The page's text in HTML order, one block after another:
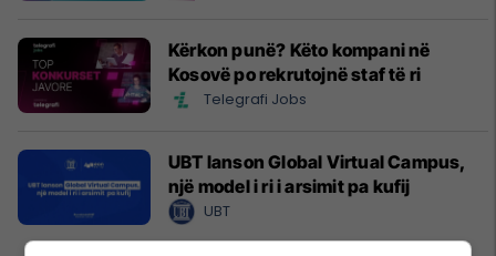
Kërkon punë? Këto kompani në
Kosovë po rekrutojnë staf të ri
Telegrafi Jobs
UBT lanson Global Virtual Campus,
një model i ri i arsimit pa kufij
UBT